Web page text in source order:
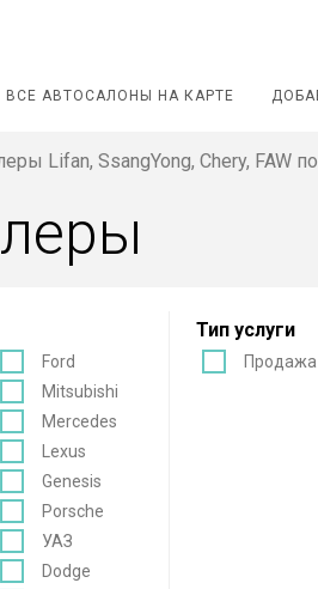
ВСЕ АВТОСАЛОНЫ НА КАРТЕ
Lifan, SsangYong, Chery, FAW
Ford
Mitsubishi
Mercedes
Lexus
Genesis
Porsche
УАЗ
Dodge
Тип услуги
Продажа